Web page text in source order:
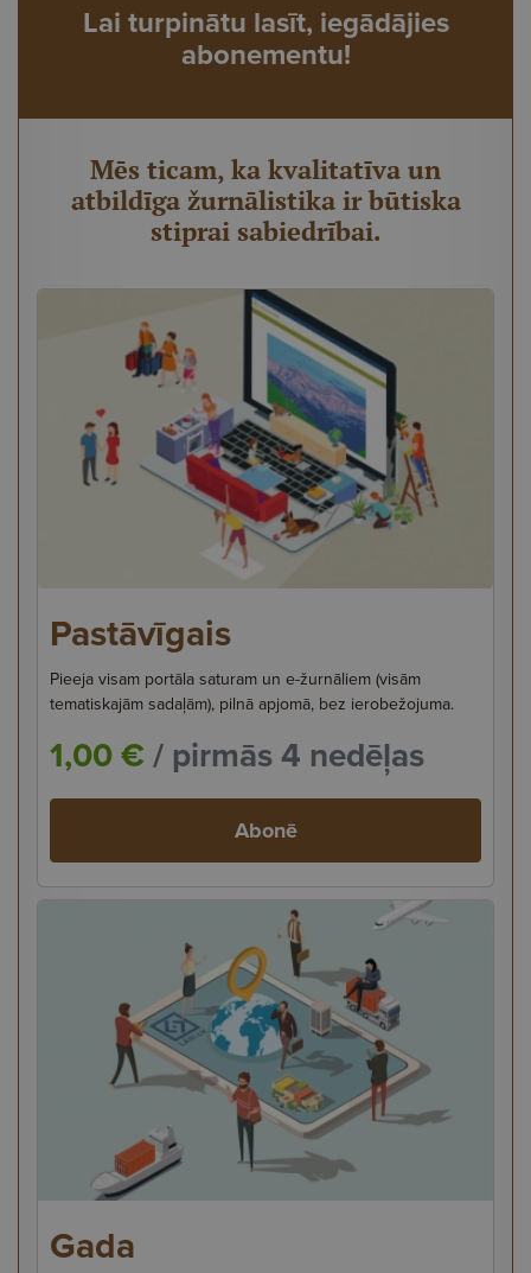
Lai turpinātu lasīt, iegādājies
abonementu!
Mēs ticam, ka kvalitatīva un
atbildīga žurnālistika ir būtiska
stiprai sabiedrībai.
Pastāvīgais
Pieeja visam portāla saturam un e-žurnāliem (visām
tematiskajām sadaļām), pilnā apjomā, bez ierobežojuma.
1,00 €/ pirmās 4 nedēļas
Abonē
Gada